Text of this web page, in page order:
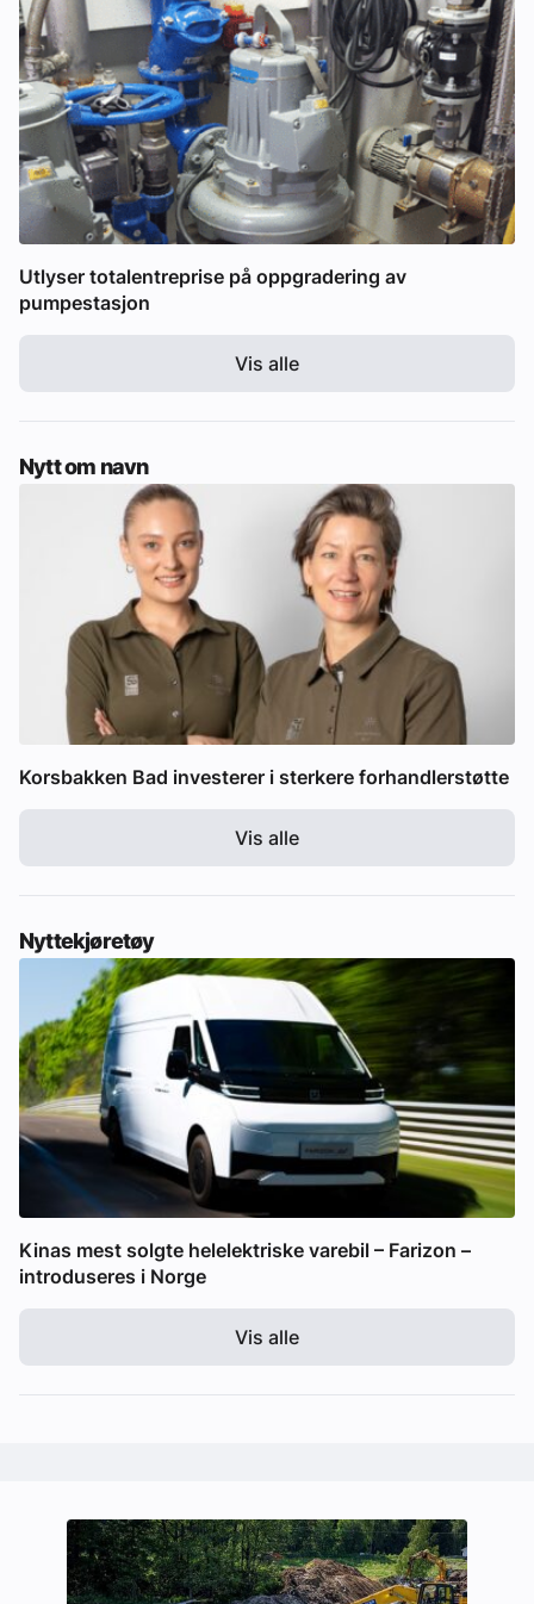
Utlyser totalentreprise på oppgradering av
pumpestasjon
Vis alle
Nytt om navn
Korsbakken Bad investerer i sterkere forhandlerstøtte
Vis alle
Nyttekjøretøy
Kinas mest solgte helelektriske varebil – Farizon –
introduseres i Norge
Vis alle